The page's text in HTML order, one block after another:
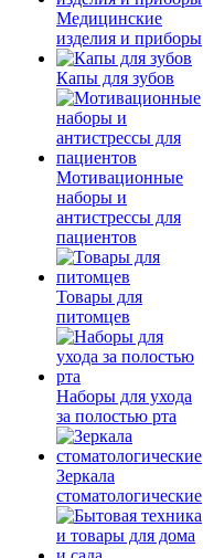
Медицинские
изделия и приборы
Капы для зубов
Мотивационные
наборы и
антистрессы для
пациентов
Товары для
питомцев
Наборы для ухода
за полостью рта
Зеркала
стоматологические